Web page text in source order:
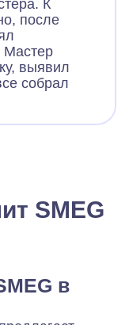
К
после
Мастер
выявил
собрал
SMEG
в